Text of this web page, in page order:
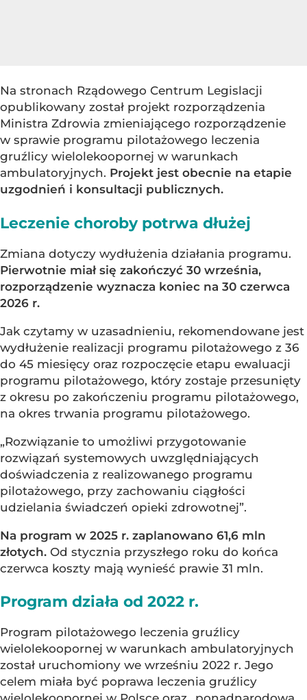
Na stronach Rządowego Centrum Legislacji
opublikowany został projekt rozporządzenia
Ministra Zdrowia zmieniającego rozporządzenie
w sprawie programu pilotażowego leczenia
gruźlicy wielolekoopornej w warunkach
ambulatoryjnych. Projekt jest obecnie na etapie
uzgodnień i konsultacji publicznych.
Leczenie choroby potrwa dłużej
Zmiana dotyczy wydłużenia działania programu.
Pierwotnie miał się zakończyć 30 września,
rozporządzenie wyznacza koniec na 30 czerwca
2026 r.
Jak czytamy w uzasadnieniu, rekomendowane jest
wydłużenie realizacji programu pilotażowego z 36
do 45 miesięcy oraz rozpoczęcie etapu ewaluacji
programu pilotażowego, który zostaje przesunięty
z okresu po zakończeniu programu pilotażowego,
na okres trwania programu pilotażowego.
„Rozwiązanie to umożliwi przygotowanie
rozwiązań systemowych uwzględniających
doświadczenia z realizowanego programu
pilotażowego, przy zachowaniu ciągłości
udzielania świadczeń opieki zdrowotnej”.
Na program w 2025 r. zaplanowano 61,6 mln
złotych. Od stycznia przyszłego roku do końca
czerwca koszty mają wynieść prawie 31 mln.
Program działa od 2022 r.
Program pilotażowego leczenia gruźlicy
wielolekoopornej w warunkach ambulatoryjnych
został uruchomiony we wrześniu 2022 r. Jego
celem miała być poprawa leczenia gruźlicy